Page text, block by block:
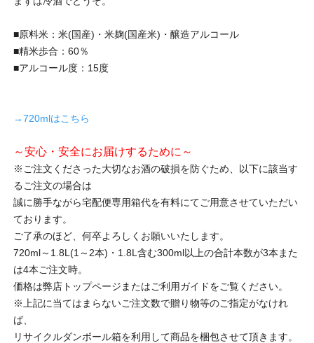
■原料米：米(国産)・米麹(国産米)・醸造アルコール
■精米歩合：60％
■アルコール度：15度
→720mlはこちら
～安心・安全にお届けするために～
※ご注文くださった大切なお酒の破損を防ぐため、以下に該当す
るご注文の場合は
誠に勝手ながら宅配便専用箱代を有料にてご用意させていただい
ております。
ご了承のほど、何卒よろしくお願いいたします。
720ml～1.8L(1～2本)・1.8L含む300ml以上の合計本数が3本また
は4本ご注文時。
価格は弊店トップページまたはご利用ガイドをご覧ください。
※上記に当てはまらないご注文数で贈り物等のご指定がなけれ
ば、
リサイクルダンボール箱を利用して商品を梱包させて頂きます。